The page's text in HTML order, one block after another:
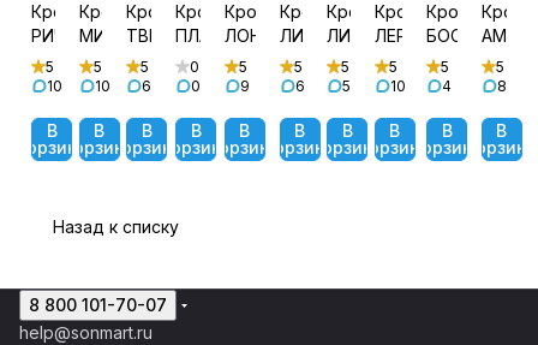
Кровать
РИЧИ
5
10
В
корзину
Кровать
МИЯ
5
10
В
корзину
Кровать
ТВИСТ
5
6
В
корзину
Кровать
ПЛАЗА
0
0
В
корзину
Кровать
ЛОНДОН
5
9
В
корзину
Кровать
ЛИРА
5
6
В
корзину
Кровать
ЛИКА
5
5
В
корзину
Кровать
ЛЕРАНО
5
10
В
корзину
Кровать
БОСТОН
5
4
В
корзину
5
8
В
корзину
Назад к списку
8 800 101-70-07
help@sonmart.ru